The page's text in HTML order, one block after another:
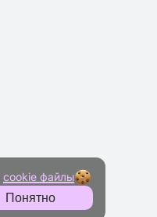
cookie файлы
Понятно